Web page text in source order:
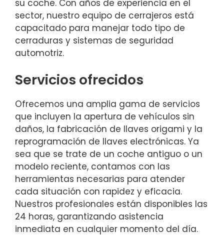
su coche. Con años de experiencia en el
sector, nuestro equipo de cerrajeros está
capacitado para manejar todo tipo de
cerraduras y sistemas de seguridad
automotriz.
Servicios ofrecidos
Ofrecemos una amplia gama de servicios
que incluyen la apertura de vehículos sin
daños, la fabricación de llaves origami y la
reprogramación de llaves electrónicas. Ya
sea que se trate de un coche antiguo o un
modelo reciente, contamos con las
herramientas necesarias para atender
cada situación con rapidez y eficacia.
Nuestros profesionales están disponibles las
24 horas, garantizando asistencia
inmediata en cualquier momento del día.